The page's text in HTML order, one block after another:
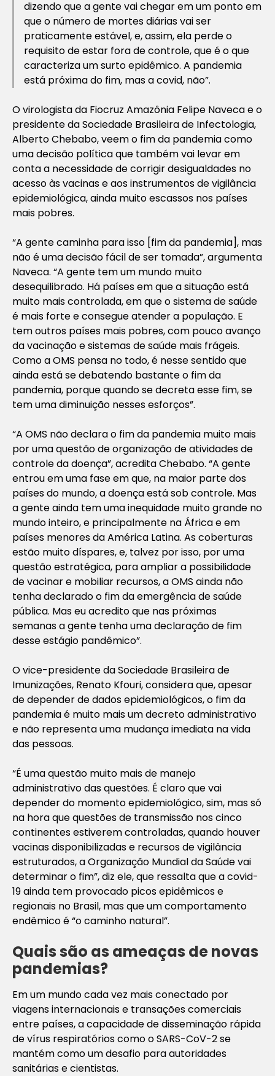
dizendo que a gente vai chegar em um ponto em
que o número de mortes diárias vai ser
praticamente estável, e, assim, ela perde o
requisito de estar fora de controle, que é o que
caracteriza um surto epidêmico. A pandemia
está próxima do fim, mas a covid, não”.
O virologista da Fiocruz Amazônia Felipe Naveca e o
presidente da Sociedade Brasileira de Infectologia,
Alberto Chebabo, veem o fim da pandemia como
uma decisão política que também vai levar em
conta a necessidade de corrigir desigualdades no
acesso às vacinas e aos instrumentos de vigilância
epidemiológica, ainda muito escassos nos países
mais pobres.
“A gente caminha para isso [fim da pandemia], mas
não é uma decisão fácil de ser tomada”, argumenta
Naveca. “A gente tem um mundo muito
desequilibrado. Há países em que a situação está
muito mais controlada, em que o sistema de saúde
é mais forte e consegue atender a população. E
tem outros países mais pobres, com pouco avanço
da vacinação e sistemas de saúde mais frágeis.
Como a OMS pensa no todo, é nesse sentido que
ainda está se debatendo bastante o fim da
pandemia, porque quando se decreta esse fim, se
tem uma diminuição nesses esforços”.
“A OMS não declara o fim da pandemia muito mais
por uma questão de organização de atividades de
controle da doença”, acredita Chebabo. “A gente
entrou em uma fase em que, na maior parte dos
países do mundo, a doença está sob controle. Mas
a gente ainda tem uma inequidade muito grande no
mundo inteiro, e principalmente na África e em
países menores da América Latina. As coberturas
estão muito díspares, e, talvez por isso, por uma
questão estratégica, para ampliar a possibilidade
de vacinar e mobiliar recursos, a OMS ainda não
tenha declarado o fim da emergência de saúde
pública. Mas eu acredito que nas próximas
semanas a gente tenha uma declaração de fim
desse estágio pandêmico”.
O vice-presidente da Sociedade Brasileira de
Imunizações, Renato Kfouri, considera que, apesar
de depender de dados epidemiológicos, o fim da
pandemia é muito mais um decreto administrativo
e não representa uma mudança imediata na vida
das pessoas.
“É uma questão muito mais de manejo
administrativo das questões. É claro que vai
depender do momento epidemiológico, sim, mas só
na hora que questões de transmissão nos cinco
continentes estiverem controladas, quando houver
vacinas disponibilizadas e recursos de vigilância
estruturados, a Organização Mundial da Saúde vai
determinar o fim”, diz ele, que ressalta que a covid-
19 ainda tem provocado picos epidêmicos e
regionais no Brasil, mas que um comportamento
endêmico é “o caminho natural”.
Quais são as ameaças de novas
pandemias?
Em um mundo cada vez mais conectado por
viagens internacionais e transações comerciais
entre países, a capacidade de disseminação rápida
de vírus respiratórios como o SARS-CoV-2 se
mantém como um desafio para autoridades
sanitárias e cientistas.